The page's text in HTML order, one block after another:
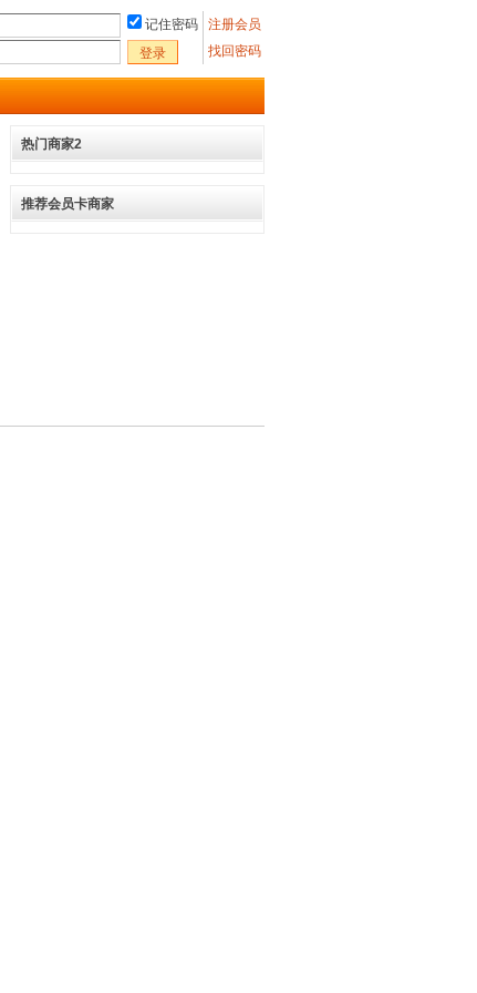
注册会员
找回密码
记住密码
登录
热门商家2
推荐会员卡商家